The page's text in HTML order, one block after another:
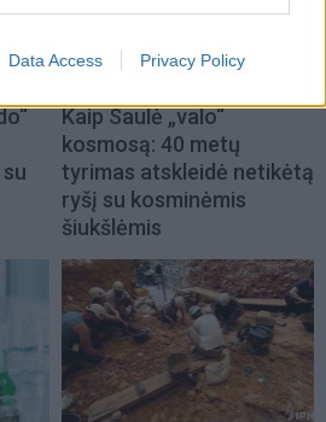
Data Access Privacy Policy
Kaip Saulė „valo“
kosmosą: 40 metų
tyrimas atskleidė netikėtą
ryšį su kosminėmis
šiukšlėmis